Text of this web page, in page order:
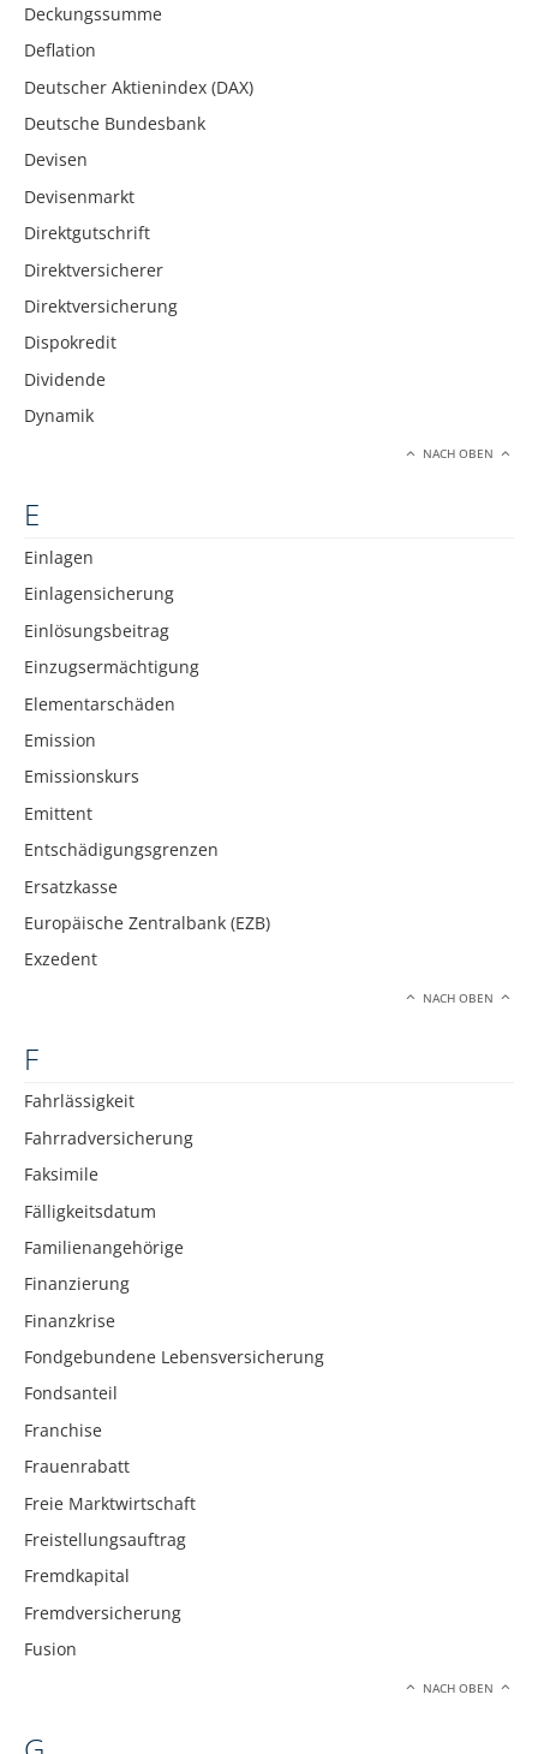
Deckungssumme
Deflation
Deutscher Aktienindex (DAX)
Deutsche Bundesbank
Devisen
Devisenmarkt
Direktgutschrift
Direktversicherer
Direktversicherung
Dispokredit
Dividende
Dynamik
NACH OBEN
E
Einlagen
Einlagensicherung
Einlösungsbeitrag
Einzugsermächtigung
Elementarschäden
Emission
Emissionskurs
Emittent
Entschädigungsgrenzen
Ersatzkasse
Europäische Zentralbank (EZB)
Exzedent
NACH OBEN
F
Fahrlässigkeit
Fahrradversicherung
Faksimile
Fälligkeitsdatum
Familienangehörige
Finanzierung
Finanzkrise
Fondgebundene Lebensversicherung
Fondsanteil
Franchise
Frauenrabatt
Freie Marktwirtschaft
Freistellungsauftrag
Fremdkapital
Fremdversicherung
Fusion
NACH OBEN